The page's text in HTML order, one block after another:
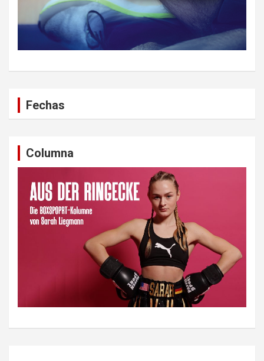
Fechas
Columna